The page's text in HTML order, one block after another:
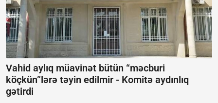
Vahid aylıq müavinət bütün “məcburi
köçkün”lərə təyin edilmir - Komitə aydınlıq
gətirdi